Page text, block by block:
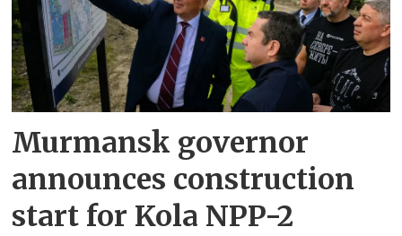
Murmansk governor
announces construction
start for Kola NPP-2